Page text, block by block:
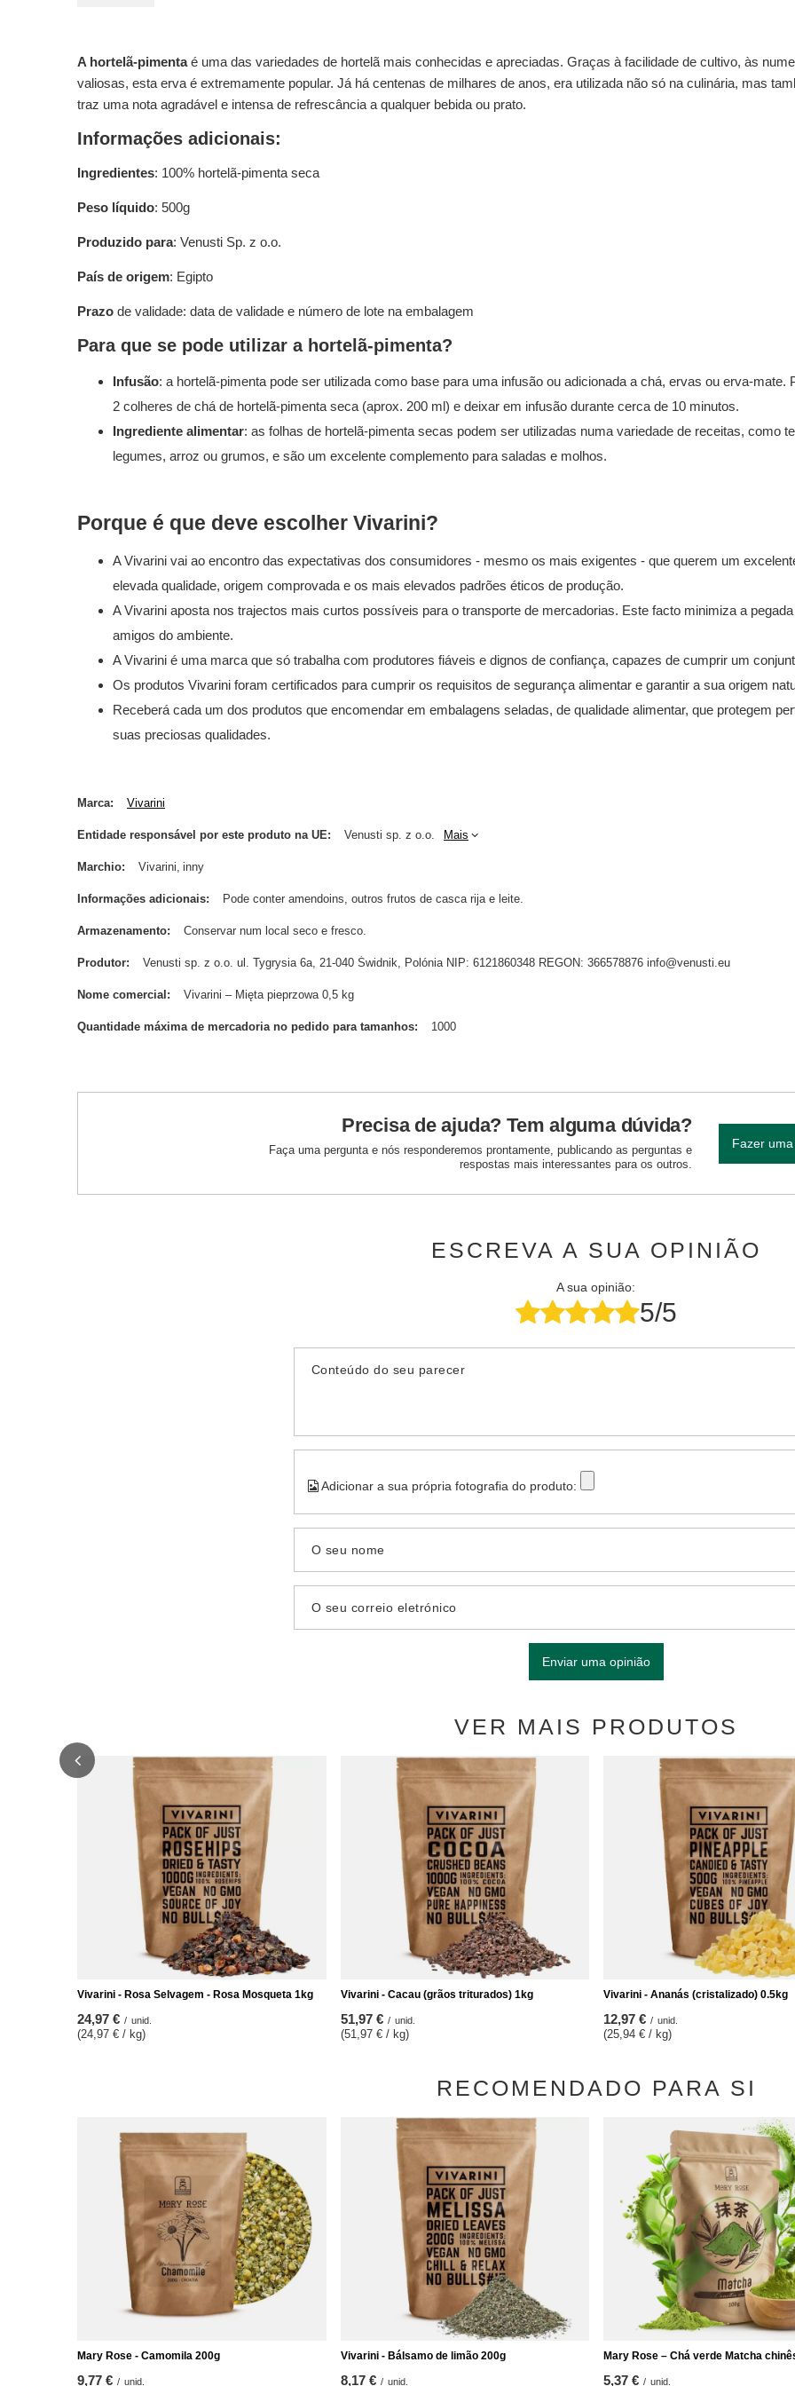
A hortelã-pimentaé uma das variedades de hortelã mais conhecidas e apreciadas. Graças à facilidade de cultivo, às
valiosas, esta erva é extremamente popular. Já há centenas de milhares de anos, era utilizada não só na culinária, mas
traz uma nota agradável e intensa de refrescância a qualquer bebida ou prato.
Informações adicionais:
Ingredientes: 100% hortelã-pimenta seca
Peso líquido: 500g
Produzido para: Venusti Sp. z o.o.
País de origem: Egipto
Prazo de validade: data de validade e número de lote na embalagem
Para que se pode utilizar a hortelã-pimenta?
Infusão: a hortelã-pimenta pode ser utilizada como base para uma infusão ou adicionada a chá, ervas ou erva-
2 colheres de chá de hortelã-pimenta seca (aprox. 200 ml) e deixar em infusão durante cerca de 10 minutos.
Ingrediente alimentar: as folhas de hortelã-pimenta secas podem ser utilizadas numa variedade de receitas, como
legumes, arroz ou grumos, e são um excelente complemento para saladas e molhos.
Porque é que deve escolher Vivarini?
A Vivarini vai ao encontro das expectativas dos consumidores - mesmo os mais exigentes - que querem um
elevada qualidade, origem comprovada e os mais elevados padrões éticos de produção.
A Vivarini aposta nos trajectos mais curtos possíveis para o transporte de mercadorias. Este facto minimiza a
amigos do ambiente.
A Vivarini é uma marca que só trabalha com produtores fiáveis e dignos de confiança, capazes de cumprir um
Os produtos Vivarini foram certificados para cumprir os requisitos de segurança alimentar e garantir a sua origem
Receberá cada um dos produtos que encomendar em embalagens seladas, de qualidade alimentar, que protegem
suas preciosas qualidades.
Marca Vivarini
Entidade responsável por este produto na UE Venusti sp. z o.o. Mais
Marchio Vivarini inny
Informações adicionais Pode conter amendoins, outros frutos de casca rija e leite.
Armazenamento Conservar num local seco e fresco.
Produtor Venusti sp. z o.o. ul. Tygrysia 6a, 21-040 Świdnik, Polónia NIP: 6121860348 REGON: 366578876 info@venusti.eu
Nome comercial Vivarini – Mięta pieprzowa 0,5 kg
Quantidade máxima de mercadoria no pedido para tamanhos 1000
Precisa de ajuda? Tem alguma dúvida?
Faça uma pergunta e nós responderemos prontamente, publicando as perguntas e
respostas mais interessantes para os outros.
Fazer
ESCREVA A SUA OPINIÃO
A sua opinião:
5/5
Conteúdo do seu parecer
Adicionar a sua própria fotografia do produto:
O seu nome
O seu correio eletrónico
Enviar uma opinião
VER MAIS PRODUTOS
Vivarini - Rosa Selvagem - Rosa Mosqueta 1kg
24,97 € / unid.
(24,97 € / kg)
Vivarini - Cacau (grãos triturados) 1kg
51,97 € / unid.
(51,97 € / kg)
Vivarini - Ananás (cristalizado) 0.5kg
12,97 € / unid.
(25,94 € / kg)
RECOMENDADO PARA SI
Mary Rose - Camomila 200g
9,77 € / unid.
Vivarini - Bálsamo de limão 200g
8,17 € / unid.
Mary Rose – Chá verde Matcha
5,37 € / unid.